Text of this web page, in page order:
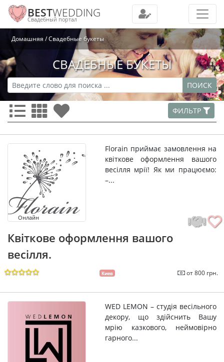
BESTWEDDING
Свадебный портал
Домашняя Свадебные букеты
СВАДЕБНЫЕ БУКЕТЫ
ПОИСК
ФИЛЬТР
Онлайн
Florain приймає замовлення на
квіткове оформлення вашого
весілля мрії! Як ми працюємо:
–...
Квіткове оформлення вашого
весілля.
Киев от 800 грн.
WED LEMON – студія весільного
декору, що здійснить Вашу
мрію казкового, неймовірно
гарного...